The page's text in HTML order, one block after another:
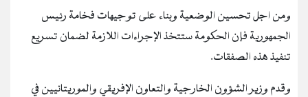
ومن اجل تحسين الوضعية وبناء على توجيهات فخامة رئيس
الجمهورية فإن الحكومة ستتخذ الإجراءات اللازمة لضمان تسريع
تنفيذ هذه الصفقات.
وقدم وزير الشؤون الخارجية والتعاون الإفريقي والموريتانيين في